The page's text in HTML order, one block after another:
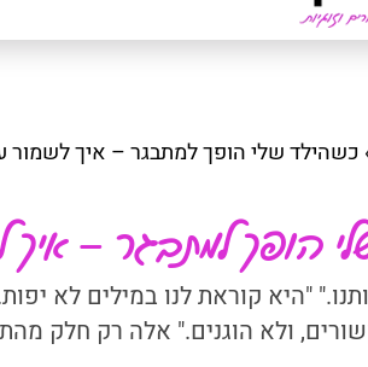
כשהילד שלי הופך למתבגר – איך לשמור
הופך למתבגר – איך
"היא קוראת לנו במילים לא
ולא הוגנים." אלה רק חלק